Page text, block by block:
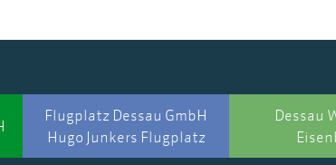
Flugplatz Dessau GmbH
Hugo Junkers Flugplatz
Dessau